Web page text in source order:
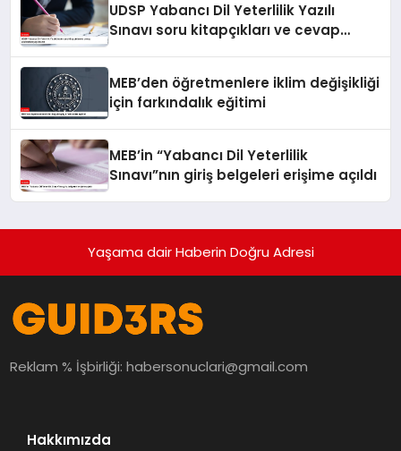
UDSP Yabancı Dil Yeterlilik Yazılı
Sınavı soru kitapçıkları ve cevap
MEB’den öğretmenlere iklim değişikliği
için farkındalık eğitimi
MEB’in “Yabancı Dil Yeterlilik
Sınavı”nın giriş belgeleri erişime açıldı
Yaşama dair Haberin Doğru Adresi
Reklam % İşbirliği:habersonuclari@gmail.com
Hakkımızda